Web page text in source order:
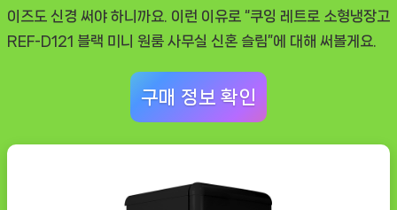
신
혼
이즈도 신경 써야 하니까요. 이런 이유로 “쿠잉 레트로 소형냉장고
REF-D121 블랙 미니 원룸 사무실 신혼 슬림”에 대해 써볼게요.
구매 정보 확인